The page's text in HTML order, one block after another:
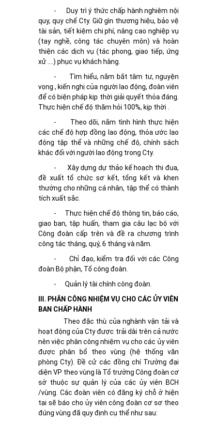
-
Duy trì ý thức chấp hành nghiêm nội
quy, quy chế Cty. Giữ gìn thương hiệu, bảo vệ
tài sản, tiết kiệm chi phí, nâng cao nghiệp vụ
(tay nghề, công tác chuyên môn) và hoàn
thiện các dịch vụ (tác phong, giao tiếp, ứng
xử ….) phục vụ khách hàng.
-
Tìm hiểu, nắm bắt tâm tư, nguyện
vọng , kiến nghị của người lao động, đoàn viên
để có biện pháp kịp thời giải quyết thỏa đáng.
Thực hiện chế độ thăm hỏi 100%, kịp thời .
-
Theo dõi, nắm tình hình thực hiện
các chế độ hợp đồng lao động, thỏa ước lao
động tập thể và những chế độ, chính sách
khác đối với người lao động trong Cty.
-
Xây dựng dự thảo kế hoạch thi đua,
đề xuất tổ chức sơ kết, tổng kết và khen
thưởng cho những cá nhân, tập thể có thành
tích xuất sắc.
-
Thực hiện chế độ thông tin, báo cáo,
giao ban, tập huấn, tham gia câu lạc bộ với
Công đoàn cấp trên và đề ra chương trình
công tác tháng, quý, 6 tháng và năm.
-
Chỉ đạo, kiểm tra đối với các Công
đoàn Bộ phận, Tổ công đoàn.
-
Quản lý tài chính công đoàn.
III. PHÂN CÔNG NHIỆM VỤ CHO CÁC ỦY VIÊN
BAN CHẤP HÀNH
Theo đặc thù của nghành vận tải và
hoạt động của Cty được trải dài trên cả nước
nên việc phân công nhiệm vụ cho các ủy viên
được phân bổ theo vùng (hệ thống văn
phòng Cty). Đề cử các đồng chí Trưởng đại
diện VP theo vùng là Tổ trưởng Công đoàn cơ
sở thuộc sự quản lý của các ủy viên BCH
/vùng. Các đoàn viên có đăng ký chỗ ở hiện
tại sẽ báo cho ủy viên công đoàn cơ sơ theo
đúng vùng đã quy định cụ thể như sau: